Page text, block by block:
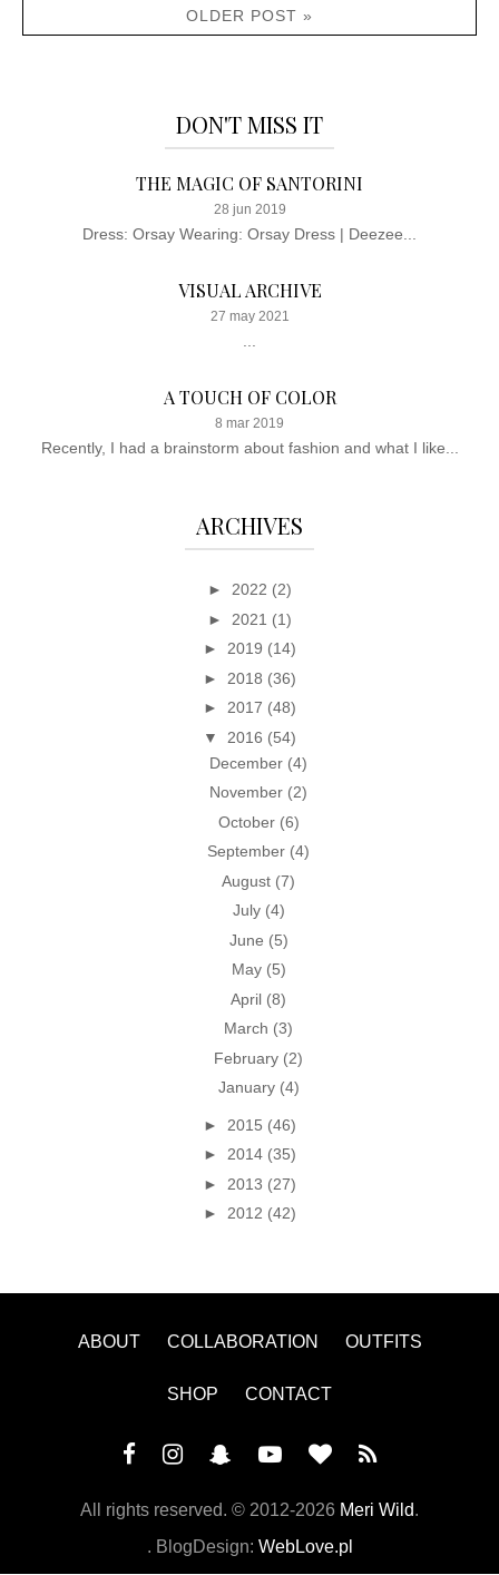
OLDER POST »
DON'T MISS IT
THE MAGIC OF SANTORINI
28 jun 2019
Dress: Orsay Wearing: Orsay Dress | Deezee...
VISUAL ARCHIVE
27 may 2021
...
A TOUCH OF COLOR
8 mar 2019
Recently, I had a brainstorm about fashion and what I like...
ARCHIVES
► 2022 (2)
► 2021 (1)
► 2019 (14)
► 2018 (36)
► 2017 (48)
▼ 2016 (54)
December (4)
November (2)
October (6)
September (4)
August (7)
July (4)
June (5)
May (5)
April (8)
March (3)
February (2)
January (4)
► 2015 (46)
► 2014 (35)
► 2013 (27)
► 2012 (42)
ABOUT COLLABORATION OUTFITS
SHOP CONTACT
All rights reserved. © 2012-2026 Meri Wild.
. BlogDesign: WebLove.pl